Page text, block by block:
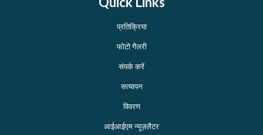
प्रतिक्रिया
फोटो गैलरी
संपर्क करें
सत्यापन
विवरण
आईआईएम न्यूज़लैटर